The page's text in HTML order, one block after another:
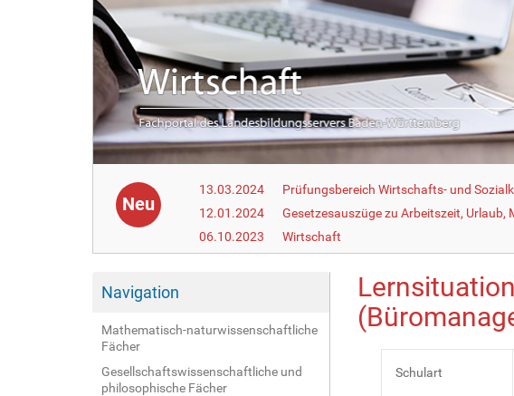
r
e
h
e
r
:
Neu
13.03.2024
Prüfungsbereich Wirtschafts- und
12.01.2024
Gesetzesauszüge zu Arbeitszeit, Urlaub,
06.10.2023
Wirtschaft
Navigation
Mathematisch-naturwissenschaftliche
Fächer
Gesellschaftswissenschaftliche und
philosophische Fächer
Schulart